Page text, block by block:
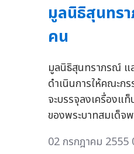
มูลนิธิสุนทร
คน
มูลนิธิสุนทราภรณ์ แ
ดำเนินการให้คณะก
จะบรรจุลงเครื่องแ
ของพระบาทสมเด็จ
02 กรกฎาคม 2555